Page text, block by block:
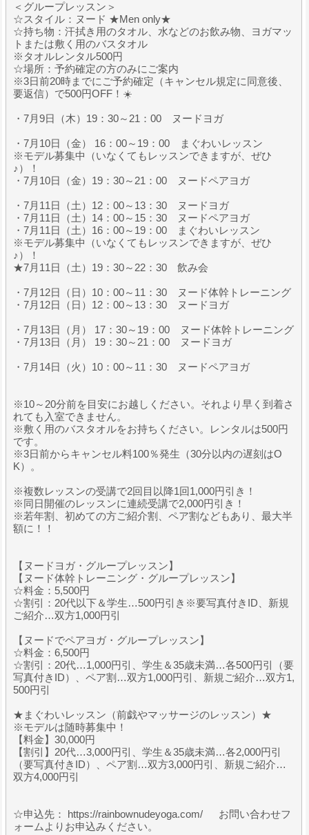
＜グループレッスン＞
☆スタイル：ヌード ★Men only★
☆持ち物：汗拭き用のタオル、水などのお飲み物、ヨガマッ
トまたは敷く用のバスタオル
※タオルレンタル500円
☆場所：予約確定の方のみにご案内
※3日前20時までにご予約確定（キャンセル規定に同意後、
要返信）で500円OFF！☀️
・7月9日（木）19：30～21：00 ヌードヨガ
・7月10日（金） 16：00～19：00 まぐわいレッスン
※モデル募集中（いなくてもレッスンできますが、ぜひ
♪）！
・7月10日（金）19：30～21：00 ヌードペアヨガ
・7月11日（土）12：00～13：30 ヌードヨガ
・7月11日（土）14：00～15：30 ヌードペアヨガ
・7月11日（土）16：00～19：00 まぐわいレッスン
※モデル募集中（いなくてもレッスンできますが、ぜひ
♪）！
★7月11日（土）19：30～22：30 飲み会
・7月12日（日）10：00～11：30 ヌード体幹トレーニング
・7月12日（日）12：00～13：30 ヌードヨガ
・7月13日（月） 17：30～19：00 ヌード体幹トレーニング
・7月13日（月） 19：30～21：00 ヌードヨガ
・7月14日（火）10：00～11：30 ヌードペアヨガ
※10～20分前を目安にお越しください。それより早く到着さ
れても入室できません。
※敷く用のバスタオルをお持ちください。レンタルは500円
です。
※3日前からキャンセル料100％発生（30分以内の遅刻はO
K）。
※複数レッスンの受講で2回目以降1回1,000円引き！
※同日開催のレッスンに連続受講で2,000円引き！
※若年割、初めての方ご紹介割、ペア割などもあり、最大半
額に！！
【ヌードヨガ・グループレッスン】
【ヌード体幹トレーニング・グループレッスン】
☆料金：5,500円
☆割引：20代以下＆学生…500円引き※要写真付きID、新規
ご紹介…双方1,000円引
【ヌードでペアヨガ・グループレッスン】
☆料金：6,500円
☆割引：20代…1,000円引、学生＆35歳未満…各500円引（要
写真付きID）、ペア割…双方1,000円引、新規ご紹介…双方1,
500円引
★まぐわいレッスン（前戯やマッサージのレッスン）★
※モデルは随時募集中！
【料金】30,000円
【割引】20代…3,000円引、学生＆35歳未満…各2,000円引
（要写真付きID）、ペア割…双方3,000円引、新規ご紹介…
双方4,000円引
☆申込先： https://rainbownudeyoga.com/ お問い合わせフ
ォームよりお申込みください。